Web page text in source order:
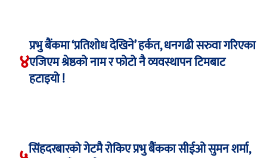
४
प्रभु बैंकमा ‘प्रतिशोध देखिने’ हर्कत, धनगढी सरुवा गरिएका
एजिएम श्रेष्ठको नाम र फोटो नै व्यवस्थापन टिमबाट
हटाइयो !
सिंहदरबारको गेटमै रोकिए प्रभु बैंकका सीईओ सुमन शर्मा,